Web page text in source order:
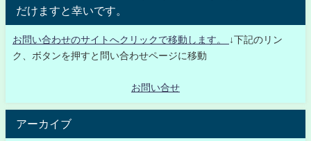
だけますと幸いです。
お問い合わせのサイトへクリックで移動します。
↓下記のリン
ク、ボタンを押すと問い合わせページに移動
お問い合せ
アーカイブ